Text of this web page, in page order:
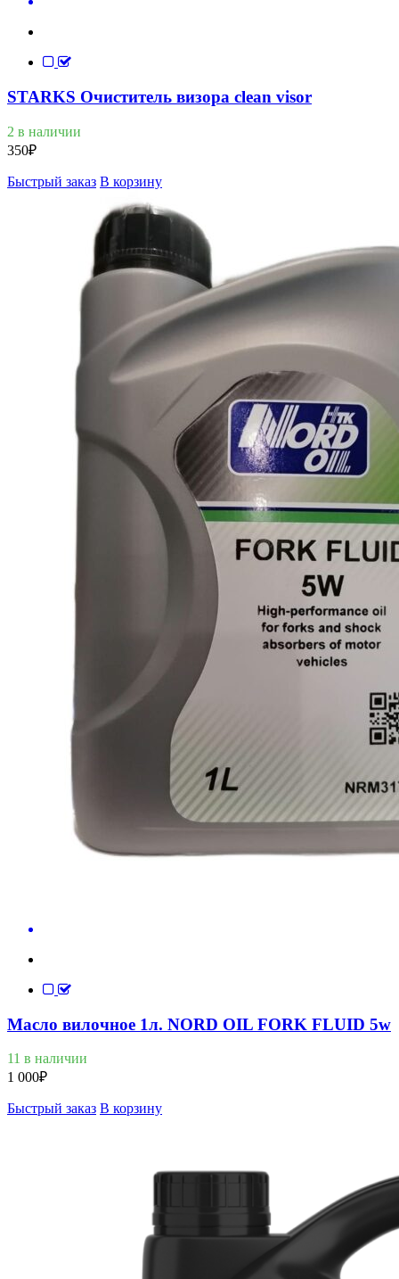
STARKS Очиститель визора clean visor
2 в наличии
350₽
Быстрый заказ В корзину
Масло вилочное 1л. NORD OIL FORK FLUID 5w
11 в наличии
1 000₽
Быстрый заказ В корзину